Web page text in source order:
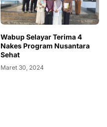
Wabup Selayar Terima 4
Nakes Program Nusantara
Sehat
Maret 30, 2024